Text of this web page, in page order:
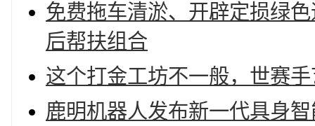
免费拖车清淤、开辟定损绿
后帮扶组合
这个打金工坊不一般，世赛
鹿明机器人发布新一代具身